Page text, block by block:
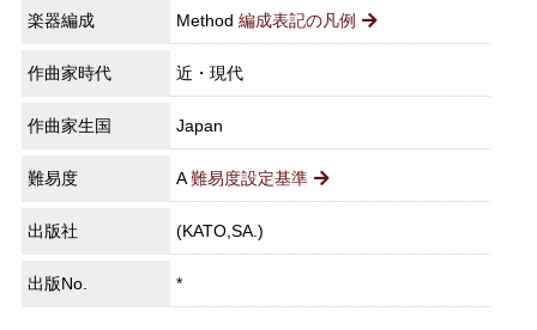
楽器編成 Method 編成表記の凡例
作曲家時代 近・現代
作曲家生国 Japan
難易度 A難易度設定基準
出版社 (KATO,SA.)
出版No. *